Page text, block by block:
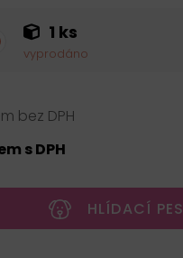
1 ks
vyprodáno
bez DPH
s DPH
HLÍDACÍ PES